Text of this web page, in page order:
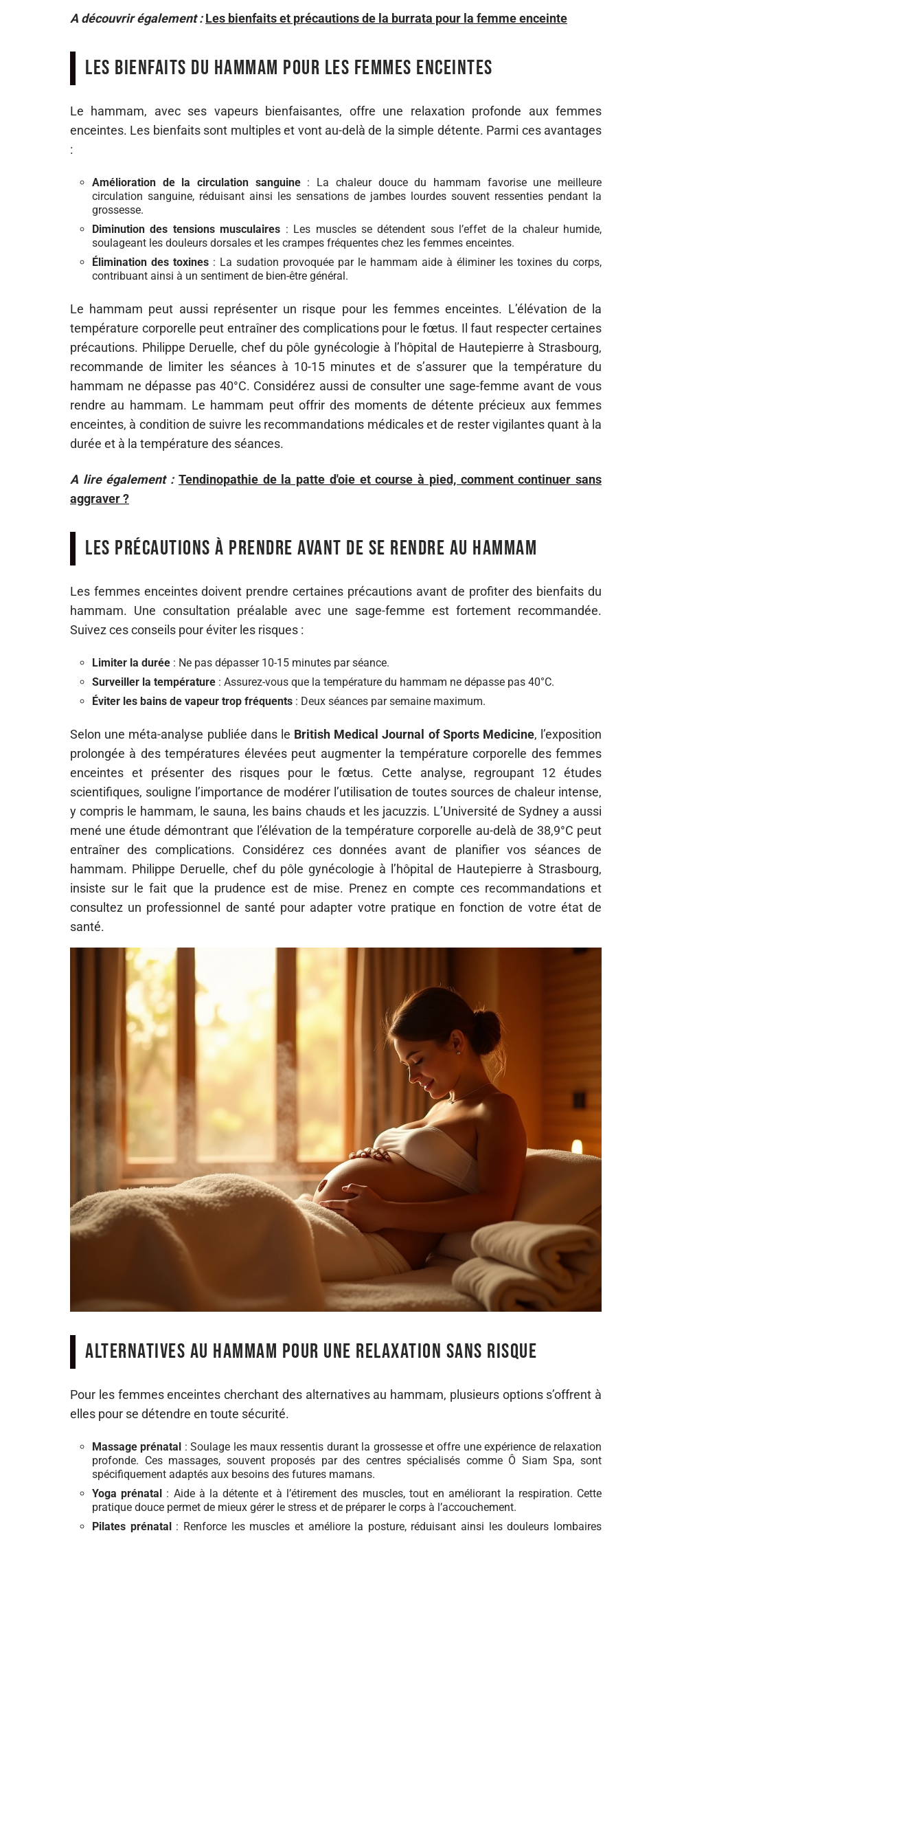
A découvrir également : Les bienfaits et précautions de la burrata pour la femme enceinte
Les bienfaits du hammam pour les femmes enceintes
Le hammam, avec ses vapeurs bienfaisantes, offre une relaxation profonde aux femmes
enceintes. Les bienfaits sont multiples et vont au-delà de la simple détente. Parmi ces avantages
:
Amélioration de la circulation sanguine: La chaleur douce du hammam favorise une meilleure
circulation sanguine, réduisant ainsi les sensations de jambes lourdes souvent ressenties pendant la
grossesse.
Diminution des tensions musculaires : Les muscles se détendent sous l’effet de la chaleur humide,
soulageant les douleurs dorsales et les crampes fréquentes chez les femmes enceintes.
Élimination des toxines : La sudation provoquée par le hammam aide à éliminer les toxines du corps,
contribuant ainsi à un sentiment de bien-être général.
Le hammam peut aussi représenter un risque pour les femmes enceintes. L’élévation de la
température corporelle peut entraîner des complications pour le fœtus. Il faut respecter certaines
précautions. Philippe Deruelle, chef du pôle gynécologie à l’hôpital de Hautepierre à Strasbourg,
recommande de limiter les séances à 10-15 minutes et de s’assurer que la température du
hammam ne dépasse pas 40°C. Considérez aussi de consulter une sage-femme avant de vous
rendre au hammam. Le hammam peut offrir des moments de détente précieux aux femmes
enceintes, à condition de suivre les recommandations médicales et de rester vigilantes quant à la
durée et à la température des séances.
A lire également : Tendinopathie de la patte d'oie et course à pied, comment continuer sans
aggraver ?
Les précautions à prendre avant de se rendre au hammam
Les femmes enceintes doivent prendre certaines précautions avant de profiter des bienfaits du
hammam. Une consultation préalable avec une sage-femme est fortement recommandée.
Suivez ces conseils pour éviter les risques :
Limiter la durée : Ne pas dépasser 10-15 minutes par séance.
Surveiller la température : Assurez-vous que la température du hammam ne dépasse pas 40°C.
Éviter les bains de vapeur trop fréquents : Deux séances par semaine maximum.
Selon une méta-analyse publiée dans le British Medical Journal of Sports Medicine, l’exposition
prolongée à des températures élevées peut augmenter la température corporelle des femmes
enceintes et présenter des risques pour le fœtus. Cette analyse, regroupant 12 études
scientifiques, souligne l’importance de modérer l’utilisation de toutes sources de chaleur intense,
y compris le hammam, le sauna, les bains chauds et les jacuzzis. L’Université de Sydney a aussi
mené une étude démontrant que l’élévation de la température corporelle au-delà de 38,9°C peut
entraîner des complications. Considérez ces données avant de planifier vos séances de
hammam. Philippe Deruelle, chef du pôle gynécologie à l’hôpital de Hautepierre à Strasbourg,
insiste sur le fait que la prudence est de mise. Prenez en compte ces recommandations et
consultez un professionnel de santé pour adapter votre pratique en fonction de votre état de
santé.
Alternatives au hammam pour une relaxation sans risque
Pour les femmes enceintes cherchant des alternatives au hammam, plusieurs options s’offrent à
elles pour se détendre en toute sécurité.
Massage prénatal : Soulage les maux ressentis durant la grossesse et offre une expérience de relaxation
profonde. Ces massages, souvent proposés par des centres spécialisés comme Ô Siam Spa, sont
spécifiquement adaptés aux besoins des futures mamans.
Yoga prénatal : Aide à la détente et à l’étirement des muscles, tout en améliorant la respiration. Cette
pratique douce permet de mieux gérer le stress et de préparer le corps à l’accouchement.
Pilates prénatal: Renforce les muscles et améliore la posture, réduisant ainsi les douleurs lombaires